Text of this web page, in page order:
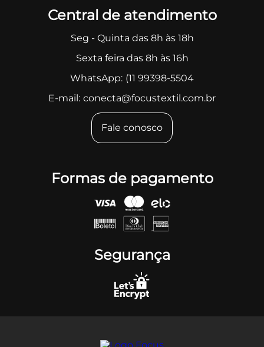
Central de atendimento
Seg - Quinta das 8h às 18h
Sexta feira das 8h às 16h
WhatsApp: (11 99398-5504
E-mail: conecta@focustextil.com.br
Fale conosco
Formas de pagamento
Segurança